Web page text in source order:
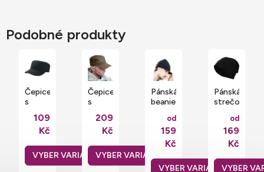
Podobné produkty
Čepice
s
Warrior
109
Kč
Čepice
s
Urban
Trooper
209
Kč
Pánská
beanie
Walker
tvarovaným
od
159
Kč
Pánská
strečová
Jersey
Beanie
od
169
Kč